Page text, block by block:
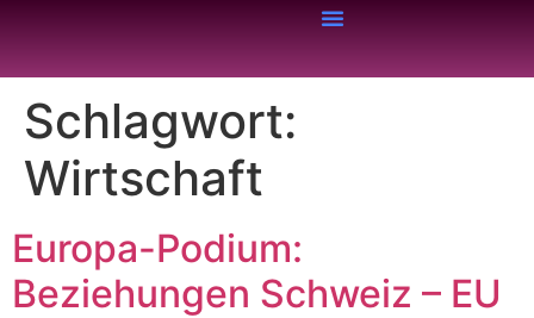
Schlagwort:
Wirtschaft
Europa-Podium:
Beziehungen Schweiz – EU